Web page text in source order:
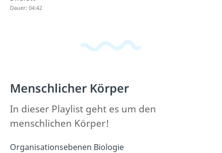
Dauer: 04:42
Menschlicher Körper
In dieser Playlist geht es um den
menschlichen Körper!
Organisationsebenen Biologie